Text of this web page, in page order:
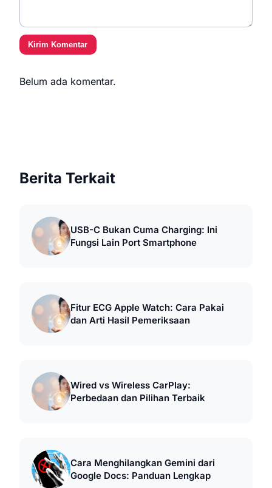
Kirim Komentar
Belum ada komentar.
Berita Terkait
USB-C Bukan Cuma Charging: Ini
Fungsi Lain Port Smartphone
Fitur ECG Apple Watch: Cara Pakai
dan Arti Hasil Pemeriksaan
Wired vs Wireless CarPlay:
Perbedaan dan Pilihan Terbaik
Cara Menghilangkan Gemini dari
Google Docs: Panduan Lengkap